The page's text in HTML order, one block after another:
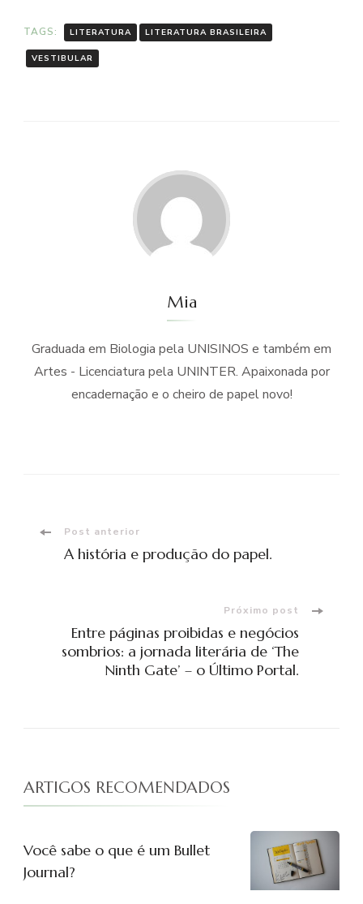
TAGS: LITERATURA LITERATURA BRASILEIRA
VESTIBULAR
Mia
Graduada em Biologia pela UNISINOS e também em
Artes - Licenciatura pela UNINTER. Apaixonada por
encadernação e o cheiro de papel novo!
Navegação
post
Post anterior
A história e produção do papel.
Próximo post
Entre páginas proibidas e negócios
sombrios: a jornada literária de ‘The
Ninth Gate’ – o Último Portal.
ARTIGOS RECOMENDADOS
Você sabe o que é um Bullet
Journal?